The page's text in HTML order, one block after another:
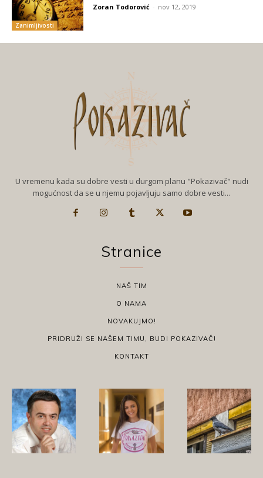
Zanimljivosti
Zoran Todorović - nov 12, 2019
U vremenu kada su dobre vesti u durgom planu "Pokazivač" nudi
mogućnost da se u njemu pojavljuju samo dobre vesti...
Stranice
NAŠ TIM
O NAMA
NOVAKUJMO!
PRIDRUŽI SE NAŠEM TIMU, BUDI POKAZIVAČ!
KONTAKT